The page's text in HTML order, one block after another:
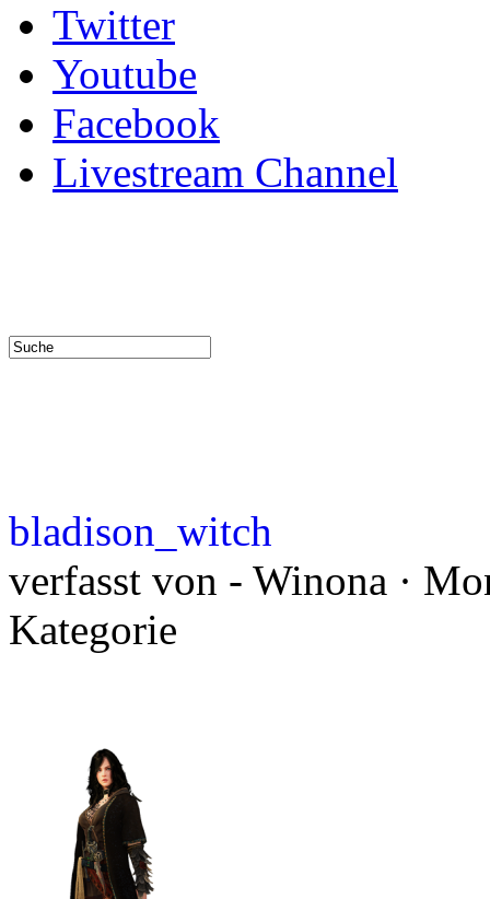
Twitter
Youtube
Facebook
Livestream Channel
bladison_witch
verfasst von - Winona ·
Kategorie